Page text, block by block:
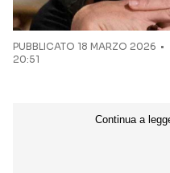
RETROSCENA
PUBBLICATO 18 MARZO 2026
20:51